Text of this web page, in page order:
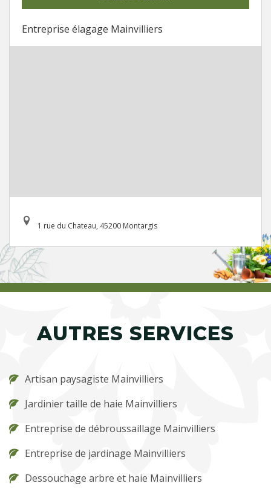
Entreprise élagage Mainvilliers
1 rue du Chateau, 45200 Montargis
AUTRES SERVICES
Artisan paysagiste Mainvilliers
Jardinier taille de haie Mainvilliers
Entreprise de débroussaillage Mainvilliers
Entreprise de jardinage Mainvilliers
Dessouchage arbre et haie Mainvilliers